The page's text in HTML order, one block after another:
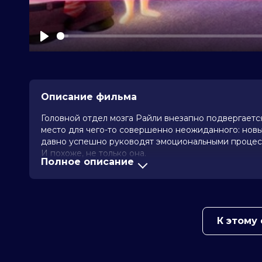
Play
Описание фильма
Головной отдел мозга Райли внезапно
место для чего-то совершенно неожиданного:
давно успешно руководят эмоциональными
И похоже, не только она.
В рамках нашей услуги предоставления
- Настоящее рекламное сообщение составлено и
Полное описание
К